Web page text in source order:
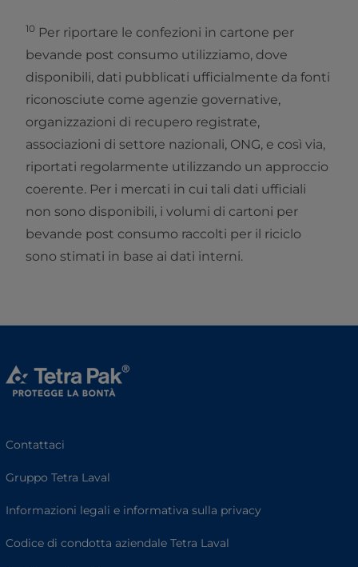
10 Per riportare le confezioni in cartone per
bevande post consumo utilizziamo, dove
disponibili, dati pubblicati ufficialmente da fonti
riconosciute come agenzie governative,
organizzazioni di recupero registrate,
associazioni di settore nazionali, ONG, e così via,
riportati regolarmente utilizzando un approccio
coerente. Per i mercati in cui tali dati ufficiali
non sono disponibili, i volumi di cartoni per
bevande post consumo raccolti per il riciclo
sono stimati in base ai dati interni.
Contattaci
Gruppo Tetra Laval
Informazioni legali e informativa sulla privacy
Codice di condotta aziendale Tetra Laval